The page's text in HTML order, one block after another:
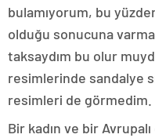
bulamıyorum, bu
olduğu sonucuna
taksaydım bu olur
resimlerinde sandalye
resimleri de görmedim.
Bir kadın ve bir